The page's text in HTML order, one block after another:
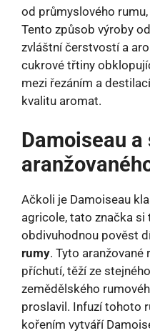
od průmyslového
Tento způsob výroby
zvláštní čerstvostí a
cukrové třtiny
mezi řezáním a
kvalitu aromat.
Damoiseau a
Ačkoli je Damoiseau
agricole, tato značka si
obdivuhodnou pověst
rumy. Tyto
příchutí, těží ze
zemědělského
proslavil. Infuzí tohoto
kořením vytváří